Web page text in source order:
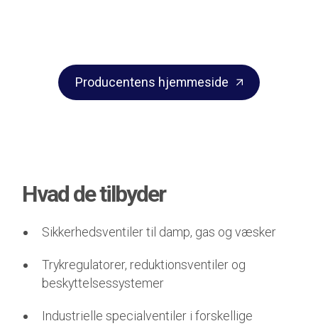
Producentens hjemmeside
Hvad de tilbyder
Sikkerhedsventiler til damp, gas og væsker
Trykregulatorer, reduktionsventiler og
beskyttelsessystemer
Industrielle specialventiler i forskellige